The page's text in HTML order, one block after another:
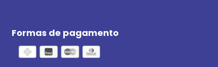
Formas de pagamento